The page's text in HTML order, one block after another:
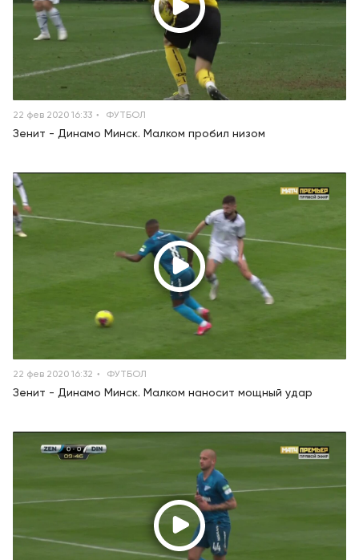
22 фев 2020 16:33 ФУТБОЛ
Зенит - Динамо Минск. Малком пробил низом
22 фев 2020 16:32 ФУТБОЛ
Зенит - Динамо Минск. Малком наносит мощный удар